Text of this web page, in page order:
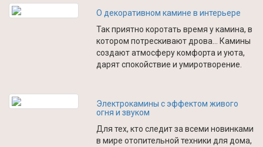
О декоративном камине в интерьере
Так приятно коротать время у камина, в
котором потрескивают дрова… Камины
создают атмосферу комфорта и уюта,
дарят спокойствие и умиротворение.
Электрокамины с эффектом живого
огня и звуком
Для тех, кто следит за всеми новинками
в мире отопительной техники для дома,